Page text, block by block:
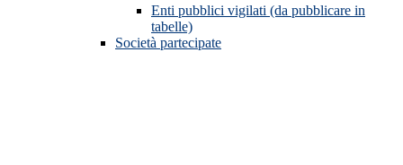
Enti pubblici vigilati (da pubblicare in
tabelle)
Società partecipate